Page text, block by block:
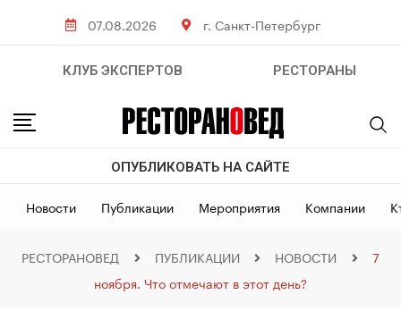
07.08.2026 г. Санкт-Петербург
КЛУБ ЭКСПЕРТОВ РЕСТОРАНЫ
ОПУБЛИКОВАТЬ НА САЙТЕ
Новости Публикации Мероприятия Компании
РЕСТОРАНОВЕД ПУБЛИКАЦИИ НОВОСТИ
7
ноября. Что отмечают в этот день?